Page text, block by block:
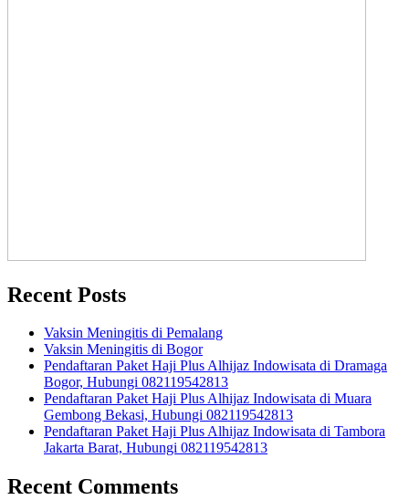
Recent Posts
Vaksin Meningitis di Pemalang
Vaksin Meningitis di Bogor
Pendaftaran Paket Haji Plus Alhijaz Indowisata di Dramaga
Bogor, Hubungi 082119542813
Pendaftaran Paket Haji Plus Alhijaz Indowisata di Muara
Gembong Bekasi, Hubungi 082119542813
Pendaftaran Paket Haji Plus Alhijaz Indowisata di Tambora
Jakarta Barat, Hubungi 082119542813
Recent Comments